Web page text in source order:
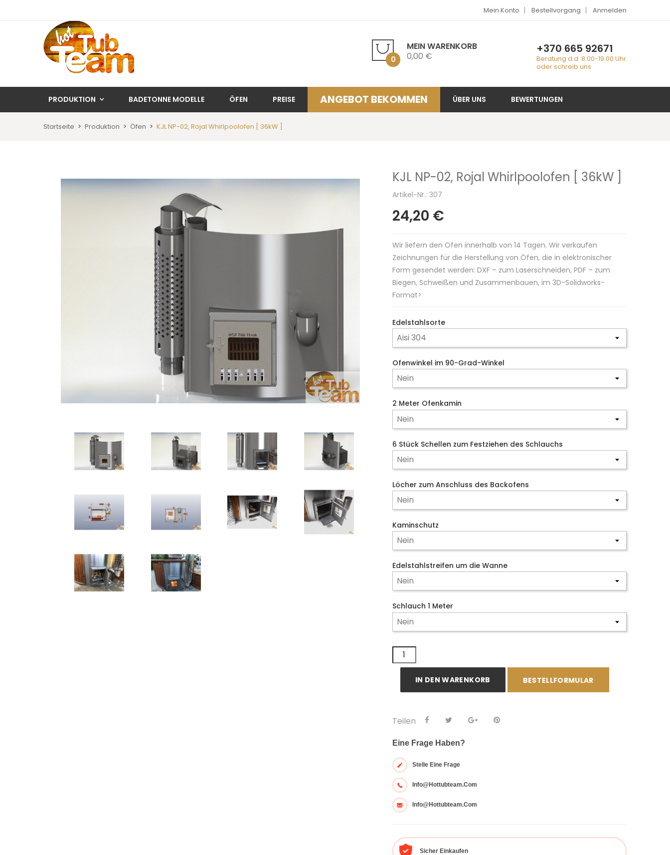
Mein Konto Bestellvorgang Anmelden
MEIN WARENKORB
0 0,00 €
+370 665 92671
Beratung d.d. 8:00-19:00 Uhr
oder schreib uns
PRODUKTION BADETONNE MODELLE ÖFEN PREISE ANGEBOT BEKOMMEN ÜBER UNS BEWERTUNGEN
Startseite Produktion Öfen KJL NP-02, Rojal Whirlpoolofen [ 36kW ]
KJL NP-02, Rojal Whirlpoolofen [ 36kW ]
Artikel-Nr.: 307
24,20 €
Wir liefern den Ofen innerhalb von 14 Tagen. Wir verkaufen
Zeichnungen für die Herstellung von Öfen, die in elektronischer
Form gesendet werden: DXF – zum Laserschneiden, PDF – zum
Biegen, Schweißen und Zusammenbauen, im 3D-Solidworks-
Format>
Edelstahlsorte
Ofenwinkel im 90-Grad-Winkel
2 Meter Ofenkamin
6 Stück Schellen zum Festziehen des Schlauchs
Löcher zum Anschluss des Backofens
Kaminschutz
Edelstahlstreifen um die Wanne
Schlauch 1 Meter
IN DEN WARENKORB BESTELLFORMULAR
Teilen
Eine Frage Haben?
Stelle Eine Frage
Info@hottubteam.com
Info@hottubteam.com
Sicher Einkaufen